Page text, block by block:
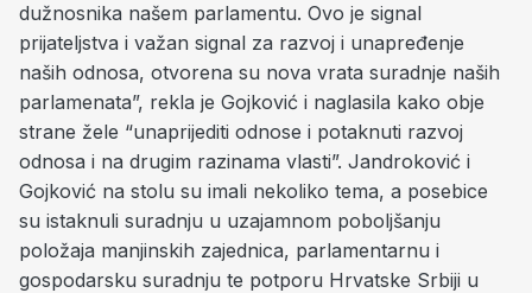
dužnosnika našem parlamentu. Ovo je signal
prijateljstva i važan signal za razvoj i unapređenje
naših odnosa, otvorena su nova vrata suradnje naših
parlamenata”, rekla je Gojković i naglasila kako obje
strane žele “unaprijediti odnose i potaknuti razvoj
odnosa i na drugim razinama vlasti”. Jandroković i
Gojković na stolu su imali nekoliko tema, a posebice
su istaknuli suradnju u uzajamnom poboljšanju
položaja manjinskih zajednica, parlamentarnu i
gospodarsku suradnju te potporu Hrvatske Srbiji u